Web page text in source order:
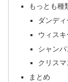
もっとも種
ダンデ
ウィス
シャン
クリス
まとめ